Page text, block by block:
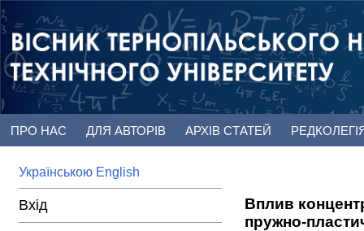
ПРО НАС ДЛЯ АВТОРІВ АРХІВ СТАТЕЙ
Українською English
Вхід
Вплив
пружно-